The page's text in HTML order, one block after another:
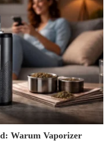
Warum Vaporizer